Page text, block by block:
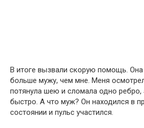
В итоге вызвали скорую помощь.
больше мужу, чем мне. Меня
потянула шею и сломала одно ребро,
быстро. А что муж? Он находился в
состоянии и пульс участился.